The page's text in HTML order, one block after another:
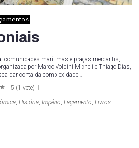
comunidades marítimas e praças mercantis,
por Marco Volpini Micheli e Thiago Dias,
dar conta da complexidade…
5 (1 vote)
História Império Laçamento Livros